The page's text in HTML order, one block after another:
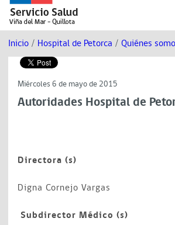
Inicio / Hospital de Petorca / Quiénes
Miércoles 6 de mayo de 2015
Autoridades Hospital de
Directora (s)
Digna Cornejo Vargas
Subdirector Médico (s)